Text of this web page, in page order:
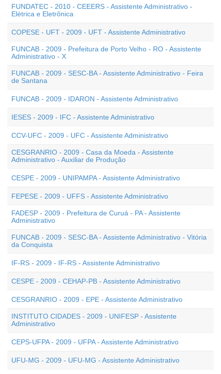
FUNDATEC - 2010 - CEEERS - Assistente Administrativo -
Elétrica e Eletrônica
COPESE - UFT - 2009 - UFT - Assistente Administrativo
FUNCAB - 2009 - Prefeitura de Porto Velho - RO - Assistente
Administrativo - X
FUNCAB - 2009 - SESC-BA - Assistente Administrativo - Feira
de Santana
FUNCAB - 2009 - IDARON - Assistente Administrativo
IESES - 2009 - IFC - Assistente Administrativo
CCV-UFC - 2009 - UFC - Assistente Administrativo
CESGRANRIO - 2009 - Casa da Moeda - Assistente
Administrativo - Auxiliar de Produção
CESPE - 2009 - UNIPAMPA - Assistente Administrativo
FEPESE - 2009 - UFFS - Assistente Administrativo
FADESP - 2009 - Prefeitura de Curuá - PA - Assistente
Administrativo
FUNCAB - 2009 - SESC-BA - Assistente Administrativo - Vitória
da Conquista
IF-RS - 2009 - IF-RS - Assistente Administrativo
CESPE - 2009 - CEHAP-PB - Assistente Administrativo
CESGRANRIO - 2009 - EPE - Assistente Administrativo
INSTITUTO CIDADES - 2009 - UNIFESP - Assistente
Administrativo
CEPS-UFPA - 2009 - UFPA - Assistente Administrativo
UFU-MG - 2009 - UFU-MG - Assistente Administrativo